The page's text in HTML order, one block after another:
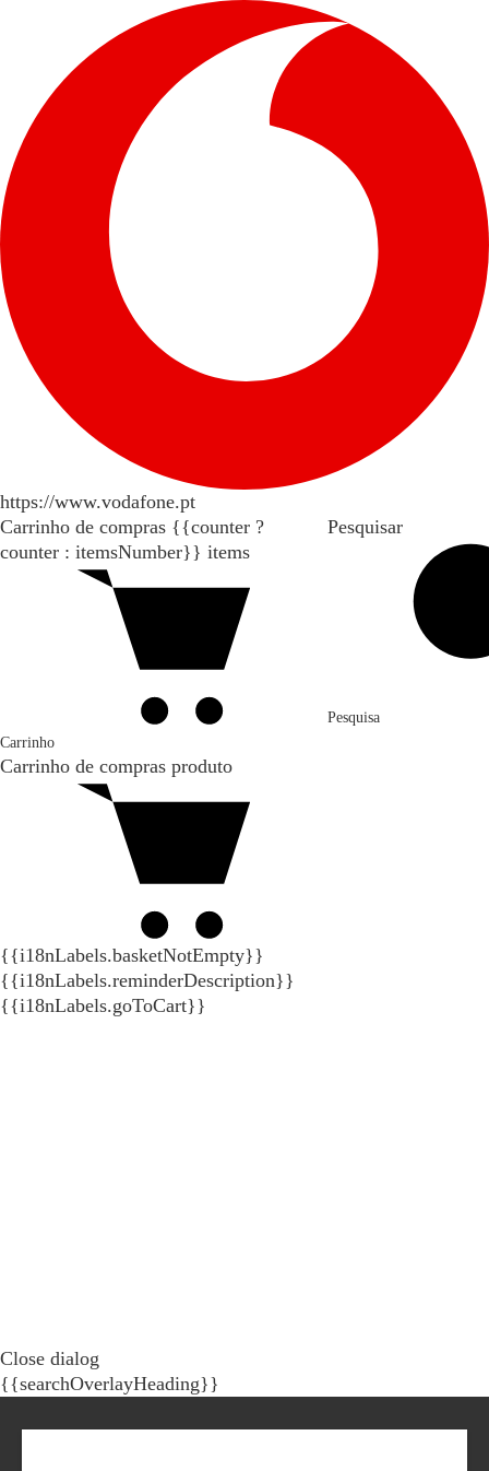
https://www.vodafone.pt
Carrinho de compras {{counter ?
counter : itemsNumber}} items
Carrinho
Carrinho de compras produto
{{i18nLabels.basketNotEmpty}}
{{i18nLabels.reminderDescription}}
{{i18nLabels.goToCart}}
Pesquisar
Pesquisa
Close dialog
{{searchOverlayHeading}}